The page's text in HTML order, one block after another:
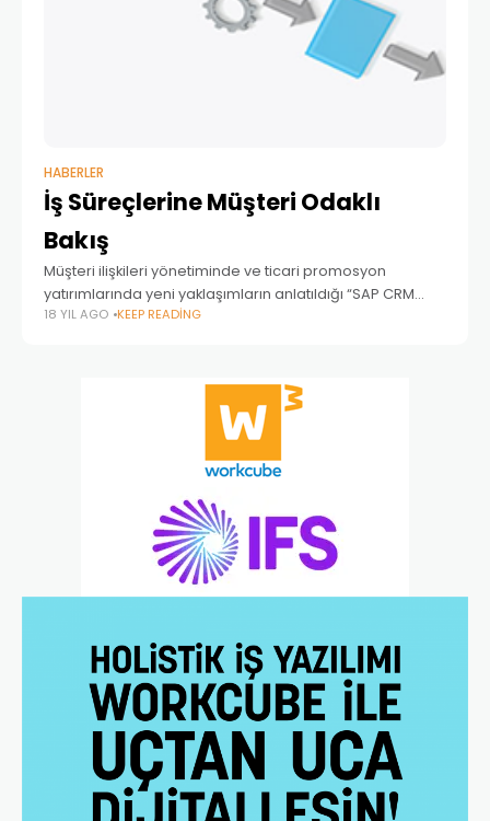
HABERLER
İş Süreçlerine Müşteri Odaklı
Bakış
Müşteri ilişkileri yönetiminde ve ticari promosyon
yatırımlarında yeni yaklaşımların anlatıldığı “SAP CRM
Ticari Promosyon Yönetimi Çözümü” toplantısı SAP
18 YIL AGO KEEP READING